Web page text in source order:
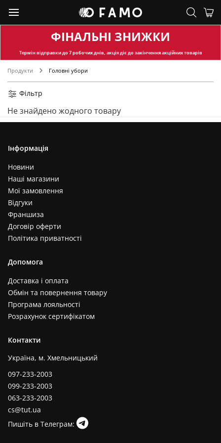
ФІНАЛЬНІ ЗНИЖКИ
Термін відправкидо 7 робочих днів, акція діє до закінчення акційних товарів
Продукти Головні убори
Фільтр
Не знайдено жодного товару
Інформація
Новини
Наші магазини
Мої замовлення
Відгуки
Франшиза
Договір оферти
Політика приватності
Допомога
Доставка і оплата
Обмін та повернення товару
Програма лояльності
Розрахунок сертифікатом
Контакти
Україна, м. Хмельницький
097-233-2003
099-233-2003
063-233-2003
cs@tut.ua
Пишіть в Телеграм: